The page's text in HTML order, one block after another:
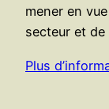
mener en
secteur et
Plus